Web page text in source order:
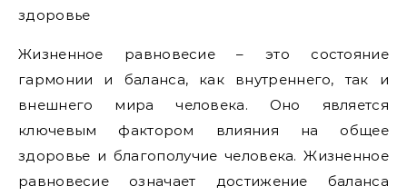
здоровье
Жизненное равновесие – это состояние
гармонии и баланса, как внутреннего, так и
внешнего мира человека. Оно является
ключевым фактором влияния на общее
здоровье и благополучие человека. Жизненное
равновесие означает достижение баланса